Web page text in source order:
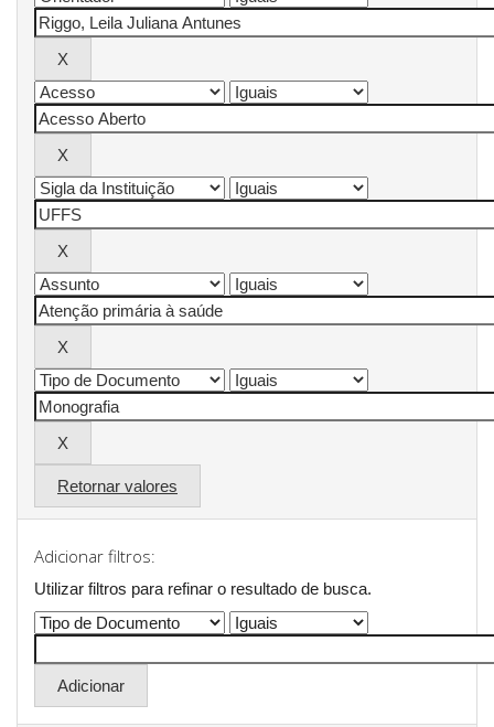
Retornar valores
Adicionar filtros:
Utilizar filtros para refinar o resultado de busca.